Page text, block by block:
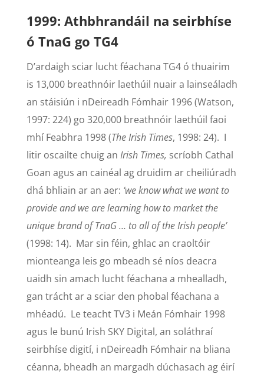
1999: Athbhrandáil na seirbhíse
ó TnaG go TG4
D’ardaigh sciar lucht féachana TG4 ó thuairim
is 13,000 breathnóir laethúil nuair a lainseáladh
an stáisiún i nDeireadh Fómhair 1996 (Watson,
1997: 224) go 320,000 breathnóir laethúil faoi
mhí Feabhra 1998 (The Irish Times, 1998: 24). I
litir oscailte chuig an Irish Times, scríobh Cathal
Goan agus an cainéal ag druidim ar cheiliúradh
dhá bhliain ar an aer: ‘we know what we want to
provide and we are learning how to market the
unique brand of TnaG … to all of the Irish people’
(1998: 14). Mar sin féin, ghlac an craoltóir
mionteanga leis go mbeadh sé níos deacra
uaidh sin amach lucht féachana a mhealladh,
gan trácht ar a sciar den phobal féachana a
mhéadú. Le teacht TV3 i Meán Fómhair 1998
agus le bunú Irish SKY Digital, an soláthraí
seirbhíse digití, i nDeireadh Fómhair na bliana
céanna, bheadh an margadh dúchasach ag éirí